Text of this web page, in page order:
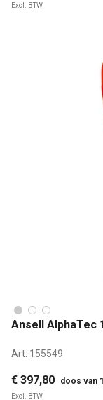
Excl. BTW
Ansell AlphaTec
Art: 155549
€ 397,80 doos van
Excl. BTW